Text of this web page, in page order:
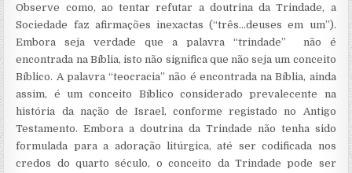
Observe como, ao tentar refutar a doutrina da Trindade, a
Sociedade faz afirmações inexactas (“três…deuses em um”).
Embora seja verdade que a palavra “trindade” não é
encontrada na Bíblia, isto não significa que não seja um conceito
Bíblico. A palavra “teocracia” não é encontrada na Bíblia, ainda
assim, é um conceito Bíblico considerado prevalecente na
história da nação de Israel, conforme registado no Antigo
Testamento. Embora a doutrina da Trindade não tenha sido
formulada para a adoração litúrgica, até ser codificada nos
credos do quarto século, o conceito da Trindade pode ser